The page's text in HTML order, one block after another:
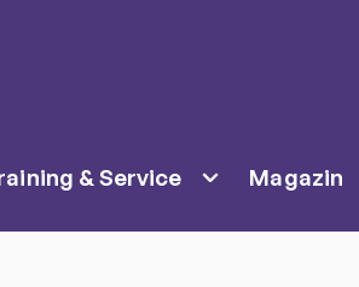
& Service Magazin